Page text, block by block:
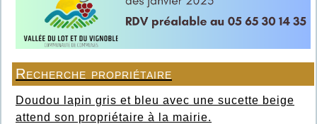
Recherche propriétaire
Doudou lapin gris et bleu avec une sucette beige
attend son propriétaire à la mairie.